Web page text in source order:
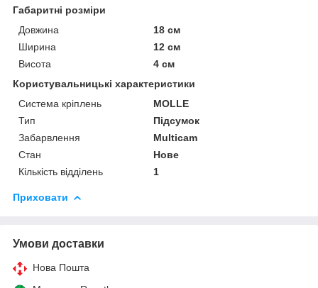
Габаритні розміри
Довжина
18 см
Ширина
12 см
Висота
4 см
Користувальницькі характеристики
Система кріплень
MOLLE
Тип
Підсумок
Забарвлення
Multicam
Стан
Нове
Кількість відділень
1
Приховати
Умови доставки
Нова Пошта